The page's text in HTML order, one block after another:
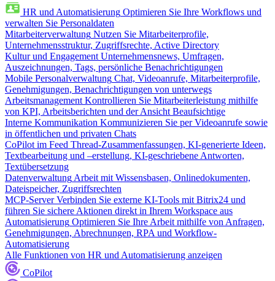
HR und Automatisierung Optimieren Sie Ihre Workflows und
verwalten Sie Personaldaten
Mitarbeiterverwaltung Nutzen Sie Mitarbeiterprofile,
Unternehmensstruktur, Zugriffsrechte, Active Directory
Kultur und Engagement Unternehmensnews, Umfragen,
Auszeichnungen, Tags, persönliche Benachrichtigungen
Mobile Personalverwaltung Chat, Videoanrufe, Mitarbeiterprofile,
Genehmigungen, Benachrichtigungen von unterwegs
Arbeitsmanagement Kontrollieren Sie Mitarbeiterleistung mithilfe
von KPI, Arbeitsberichten und der Ansicht Beaufsichtige
Interne Kommunikation Kommunizieren Sie per Videoanrufe sowie
in öffentlichen und privaten Chats
CoPilot im Feed Thread-Zusammenfassungen, KI-generierte Ideen,
Textbearbeitung und –erstellung, KI-geschriebene Antworten,
Textübersetzung
Datenverwaltung Arbeit mit Wissensbasen, Onlinedokumenten,
Dateispeicher, Zugriffsrechten
MCP-Server Verbinden Sie externe KI-Tools mit Bitrix24 und
führen Sie sichere Aktionen direkt in Ihrem Workspace aus
Automatisierung Optimieren Sie Ihre Arbeit mithilfe von Anfragen,
Genehmigungen, Abrechnungen, RPA und Workflow-
Automatisierung
Alle Funktionen von HR und Automatisierung anzeigen
CoPilot